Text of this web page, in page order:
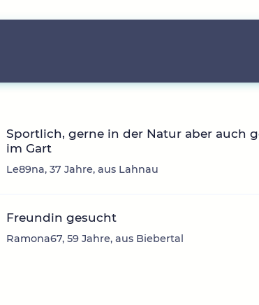
Sportlich, gerne in der Natur aber auch
im Gart
Le89na, 37 Jahre, aus Lahnau
Freundin gesucht
Ramona67, 59 Jahre, aus Biebertal